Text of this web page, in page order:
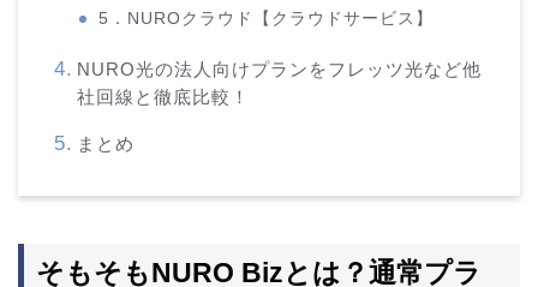
5．NUROクラウド【クラウドサービス】
NURO光の法人向けプランをフレッツ光など他
社回線と徹底比較！
まとめ
そもそもNURO Bizとは？通常プラ